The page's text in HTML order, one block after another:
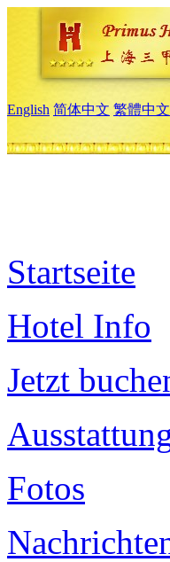
English 简体中文 繁體中文
Startseite
Hotel Info
Jetzt
Fotos